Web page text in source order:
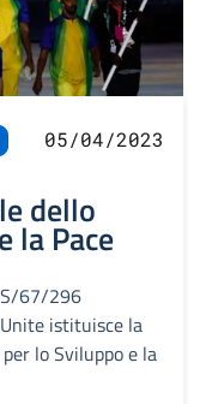
05/04/2023
dello
la Pace
67/296
Unite istituisce la
lo Sviluppo e la